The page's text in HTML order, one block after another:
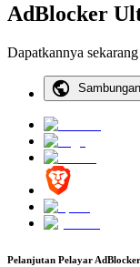
AdBlocker
Dapatkannya
Pelanjutan Pelayar